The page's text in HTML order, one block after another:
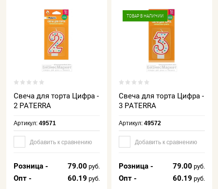
Свеча для торта Цифра -
2 PATERRA
Артикул:49571
Добавить к сравнению
Розница - 79.00 руб.
Опт - 60.19 руб.
ТОВАР В НАЛИЧИИ
Свеча для торта Цифра -
3 PATERRA
Артикул:49572
Добавить к сравнению
Розница - 79.00 руб.
Опт - 60.19 руб.